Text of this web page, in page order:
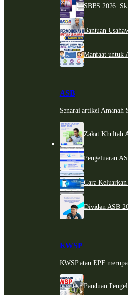
SBBS 2026:
Bantuan
Manfaat untuk
ASB
Senarai artikel Amanah
Zakat Khultah
Pengeluaran
Cara
Dividen ASB
KWSP
KWSP atau EPF
Panduan